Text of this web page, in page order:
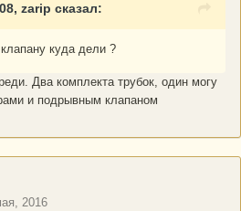
zarip сказал:
куда дели ?
Два комплекта трубок, один могу
и подрывным клапаном
2016